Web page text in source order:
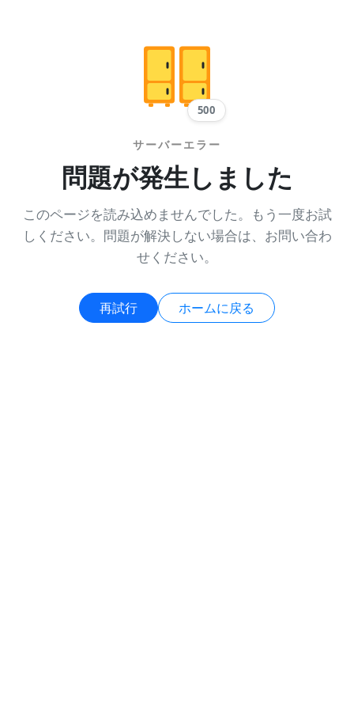
500
サーバーエラー
問題が発生しました
このページを読み込めませんでした。もう一度お試
しください。問題が解決しない場合は、お問い合わ
せください。
再試行 ホームに戻る